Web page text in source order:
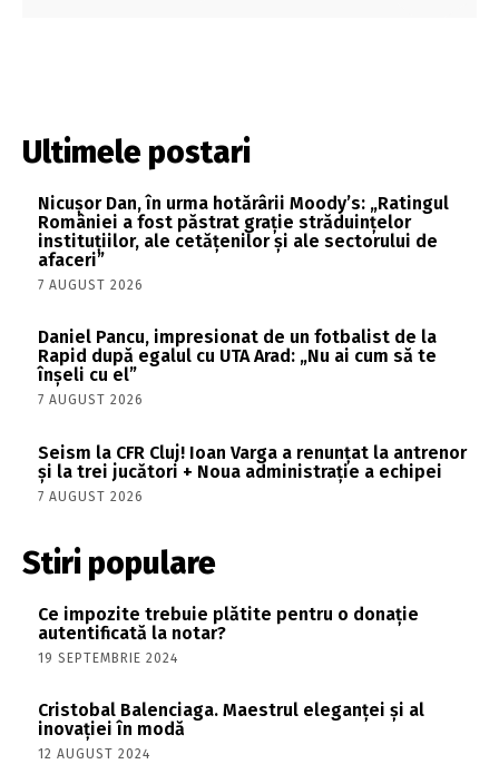
Ultimele postari
Nicușor Dan, în urma hotărârii Moody’s: „Ratingul
României a fost păstrat grație străduințelor
instituțiilor, ale cetățenilor și ale sectorului de
afaceri”
7 AUGUST 2026
Daniel Pancu, impresionat de un fotbalist de la
Rapid după egalul cu UTA Arad: „Nu ai cum să te
înșeli cu el”
7 AUGUST 2026
Seism la CFR Cluj! Ioan Varga a renunțat la antrenor
și la trei jucători + Noua administrație a echipei
7 AUGUST 2026
Stiri populare
Ce impozite trebuie plătite pentru o donație
autentificată la notar?
19 SEPTEMBRIE 2024
Cristobal Balenciaga. Maestrul eleganței și al
inovației în modă
12 AUGUST 2024